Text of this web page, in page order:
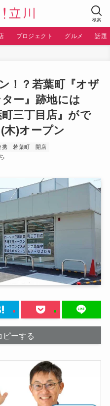
検索
プロジェクト グルメ 話題
！？若葉町『オザ
ー』跡地には
町三丁目店』がで
木)オープン
携 若葉町 開店
ピーする